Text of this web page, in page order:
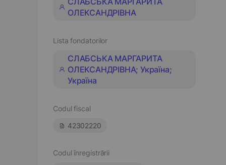
ОЛЕКСАНДРІВНА
Lista fondatorilor
СЛАБСЬКА МАРГАРИТА
ОЛЕКСАНДРІВНА; Україна;
Україна
Codul fiscal
42302220
Codul înregistrării